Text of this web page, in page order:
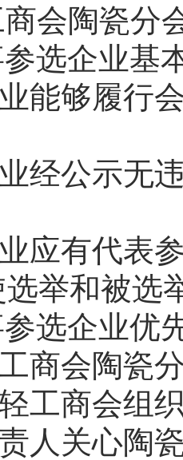
会陶瓷分
选企业基
能够履行
经公示无
应有代表
举和被选
选企业优
商会陶瓷
工商会组
人关心陶